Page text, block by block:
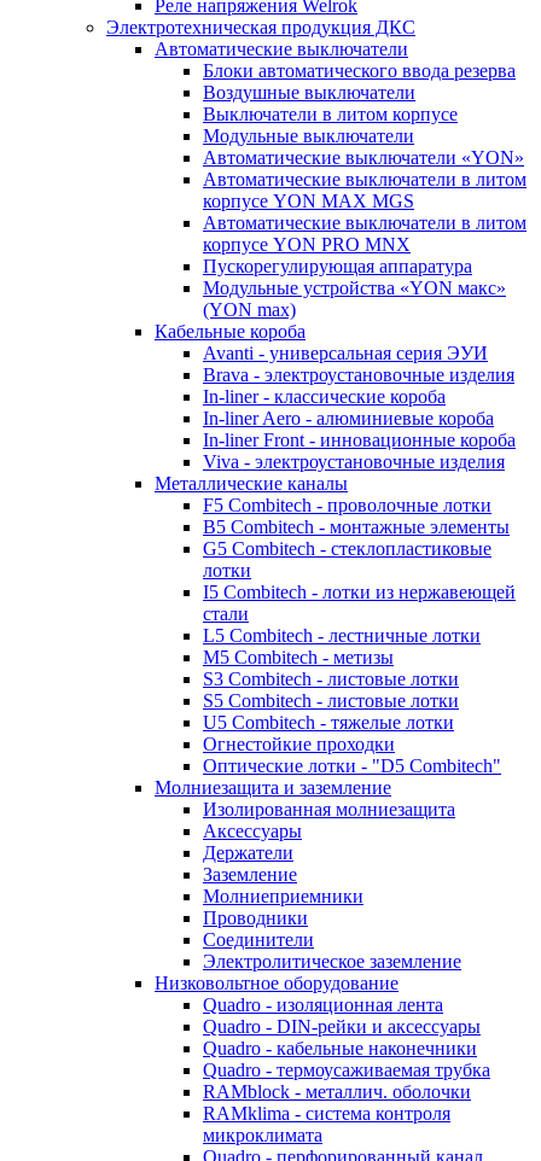
Реле напряжения Welrok
Электротехническая продукция ДКС
Автоматические выключатели
Блоки автоматического ввода резерва
Воздушные выключатели
Выключатели в литом корпусе
Модульные выключатели
Автоматические выключатели «YON»
Автоматические выключатели в литом
корпусе YON MAX MGS
Автоматические выключатели в литом
корпусе YON PRO MNX
Пускорегулирующая аппаратура
Модульные устройства «YON макс»
(YON max)
Кабельные короба
Avanti - универсальная серия ЭУИ
Brava - электроустановочные изделия
In-liner - классические короба
In-liner Aero - алюминиевые короба
In-liner Front - инновационные короба
Viva - электроустановочные изделия
Металлические каналы
F5 Combitech - проволочные лотки
B5 Combitech - монтажные элементы
G5 Combitech - стеклопластиковые
лотки
I5 Combitech - лотки из нержавеющей
стали
L5 Combitech - лестничные лотки
M5 Combitech - метизы
S3 Combitech - листовые лотки
S5 Combitech - листовые лотки
U5 Combitech - тяжелые лотки
Огнестойкие проходки
Оптические лотки - "D5 Combitech"
Молниезащита и заземление
Изолированная молниезащита
Аксессуары
Держатели
Заземление
Молниеприемники
Проводники
Соединители
Электролитическое заземление
Низковольтное оборудование
Quadro - изоляционная лента
Quadro - DIN-рейки и аксессуары
Quadro - кабельные наконечники
Quadro - термоусаживаемая трубка
RAMblock - металлич. оболочки
RAMklima - система контроля
микроклимата
Quadro - перфорированный канал